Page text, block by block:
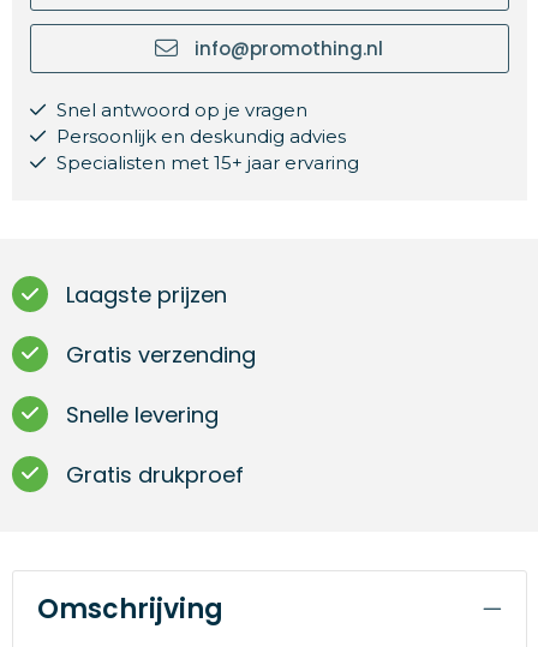
info@promothing.nl
Snel antwoord op je vragen
Persoonlijk en deskundig advies
Specialisten met 15+ jaar ervaring
Laagste prijzen
Gratis verzending
Snelle levering
Gratis drukproef
Omschrijving